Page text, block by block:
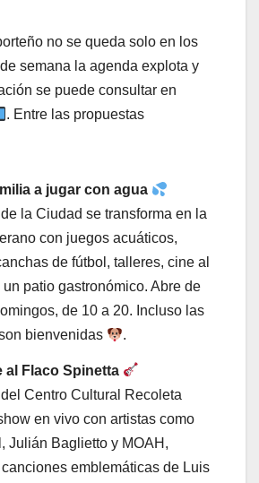
no se queda solo en los
semana la agenda explota y
se puede consultar en
. Entre las propuestas
a jugar con agua
la Ciudad se transforma en la
con juegos acuáticos,
de fútbol, talleres, cine al
patio gastronómico. Abre de
de 10 a 20. Incluso las
bienvenidas
.
al Flaco Spinetta
Centro Cultural Recoleta
en vivo con artistas como
Julián Baglietto y MOAH,
emblemáticas de Luis